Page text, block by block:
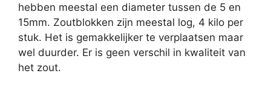
hebben meestal een diameter tussen de 5 en
15mm. Zoutblokken zijn meestal log, 4 kilo per
stuk. Het is gemakkelijker te verplaatsen maar
wel duurder. Er is geen verschil in kwaliteit van
het zout.